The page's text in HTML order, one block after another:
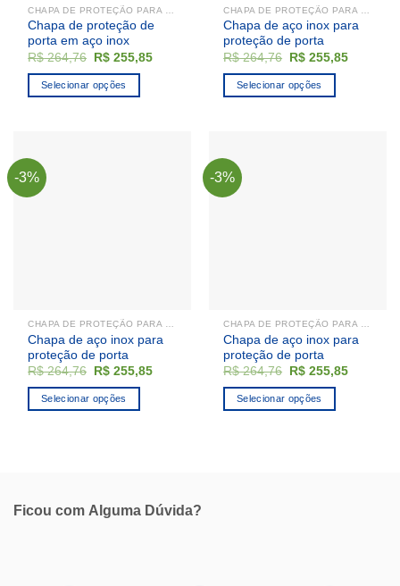
Chapa de proteção de
porta em aço inox
R$264,76 O
original
era:
R$ 255,85O
Selecionar opções
várias
variantes.
As
do
produto
Chapa de aço inox para
proteção de porta
R$264,76 O
original
era:
R$ 255,85O
Selecionar opções
-3%
CHAPA DE PROTEÇÃO PARA PORTA
Chapa de aço inox para
proteção de porta
R$264,76 O
original
era:
R$ 255,85O
Selecionar opções
-3%
CHAPA DE PROTEÇÃO PARA PORTA
Chapa de aço inox para
proteção de porta
R$264,76 O
original
era:
R$ 255,85O
Selecionar opções
Ficou com Alguma Dúvida?